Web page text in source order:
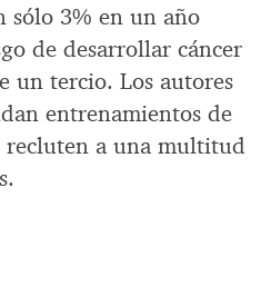
sólo 3% en un año
de desarrollar cáncer
un tercio. Los autores
entrenamientos de
recluten a una multitud